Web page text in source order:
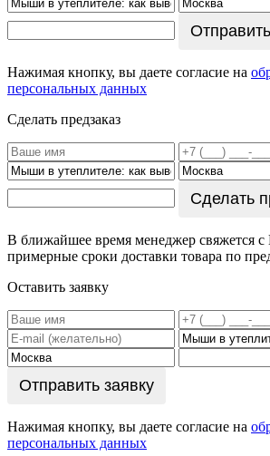
Нажимая кнопку, вы даете согласие на
персональных данных
Сделать предзаказ
Сделать
В ближайшее время менеджер свяжется
примерные сроки доставки товара по
Оставить заявку
Отправить заявку
Нажимая кнопку, вы даете согласие на
персональных данных